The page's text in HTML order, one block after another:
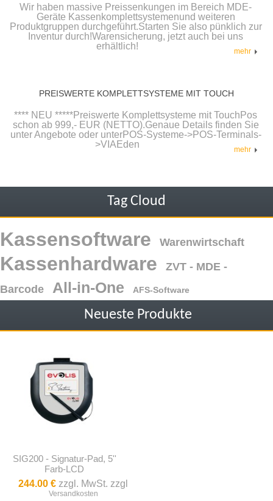
Wir haben massive Preissenkungen im Bereich MDE-
Geräte Kassenkomplettsystemenund weiteren
Produktgruppen durchgeführt.Starten Sie also pünklich zur
Inventur durch!Warensicherung, jetzt auch bei uns
erhältlich!
mehr
PREISWERTE KOMPLETTSYSTEME MIT TOUCH
**** NEU *****Preiswerte Komplettsysteme mit TouchPos
schon ab 999,- EUR (NETTO).Genaue Details finden Sie
unter Angebote oder unterPOS-Systeme->POS-Terminals-
>VIAEden
mehr
Tag Cloud
Kassensoftware Warenwirtschaft
Kassenhardware
ZVT - MDE -
Barcode
All-in-One AFS-Software
Neueste Produkte
SIG200 - Signatur-Pad, 5''
Farb-LCD
244.00 € zzgl. MwSt. zzgl
Versandkosten